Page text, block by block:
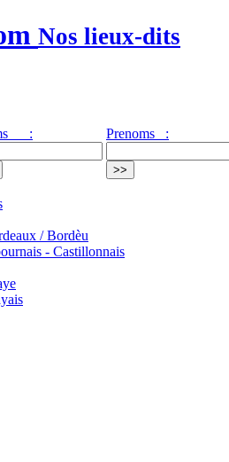
Nos lieux-dits
: Prenoms :
/ Bordèu
- Castillonnais